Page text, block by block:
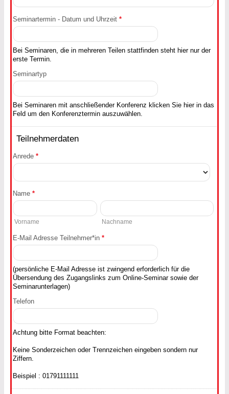
Seminartermin - Datum und Uhrzeit *
Bei Seminaren, die in mehreren Teilen stattfinden steht hier nur der
erste Termin.
Seminartyp
Bei Seminaren mit anschließender Konferenz klicken Sie hier in das
Feld um den Konferenztermin auszuwählen.
Teilnehmerdaten
Anrede *
Name *
Vorname Nachname
E-Mail Adresse Teilnehmer*in *
(persönliche E-Mail Adresse ist zwingend erforderlich für die
Übersendung des Zugangslinks zum Online-Seminar sowie der
Seminarunterlagen)
Telefon
Achtung bitte Format beachten:
Keine Sonderzeichen oder Trennzeichen eingeben sondern nur
Ziffern.
Beispiel : 01791111111